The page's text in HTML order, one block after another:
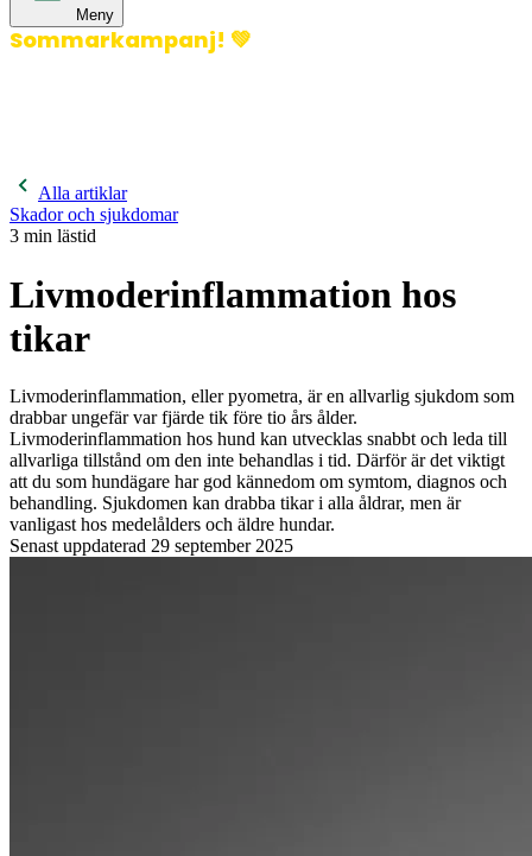
Meny
Sommarkampanj! 💚
Alla artiklar
Skador och sjukdomar
3 min lästid
Livmoderinflammation hos
tikar
Livmoderinflammation, eller pyometra, är en allvarlig sjukdom som
drabbar ungefär var fjärde tik före tio års ålder.
Livmoderinflammation hos hund kan utvecklas snabbt och leda till
allvarliga tillstånd om den inte behandlas i tid. Därför är det viktigt
att du som hundägare har god kännedom om symtom, diagnos och
behandling. Sjukdomen kan drabba tikar i alla åldrar, men är
vanligast hos medelålders och äldre hundar.
Senast uppdaterad 29 september 2025